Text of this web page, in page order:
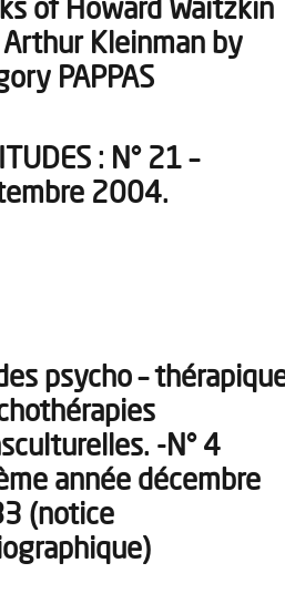
of Howard Waitzkin
Kleinman by
PAPPAS
: N° 21 –
2004.
psycho –
-N° 4
année décembre
(notice